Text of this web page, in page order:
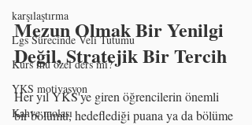
karşılaştırma
Lgs Sürecinde Veli Tutumu
Kurs mu özel ders mi?
YKS motivasyon
Kahve molası
Mezun Olmak Bir Yenilgi
Değil, Stratejik Bir Tercih
Her yıl YKS'ye giren öğrencilerin önemli
bir bölümü, hedeflediği puana ya da bölüme